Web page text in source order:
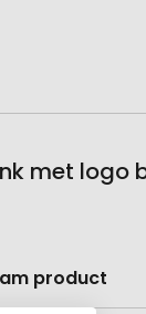
met logo
product